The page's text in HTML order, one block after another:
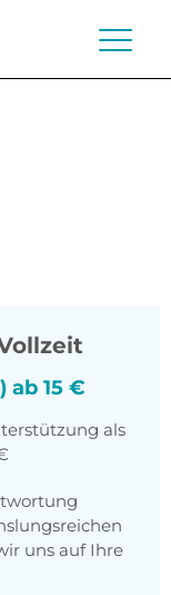
ab 15 €
als
uns auf Ihre